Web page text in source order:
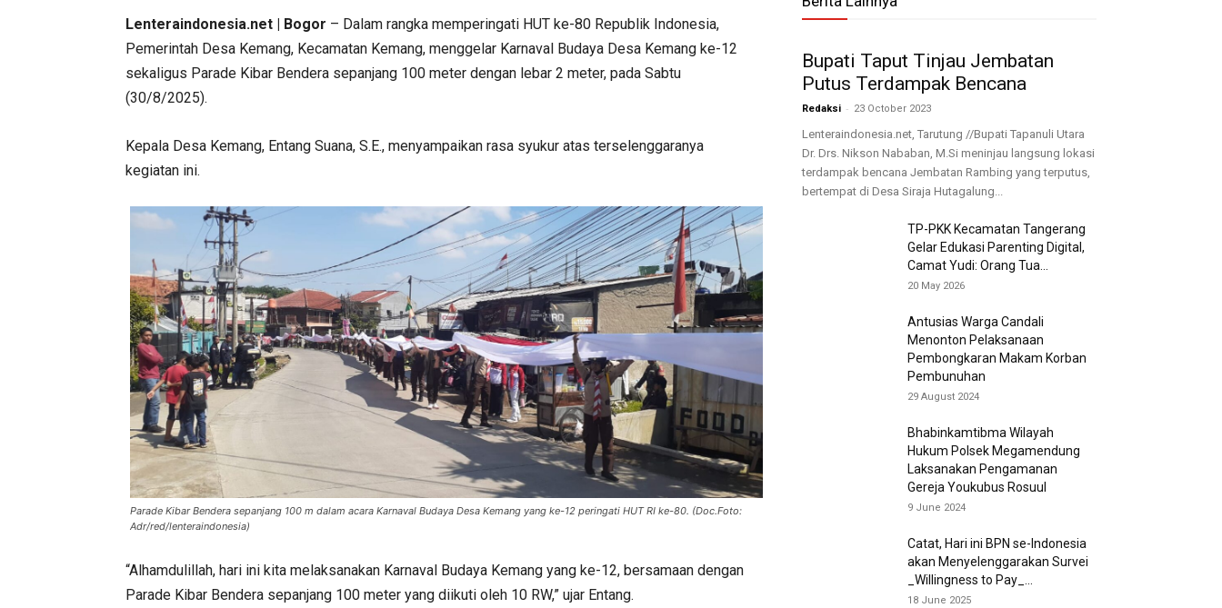
Lenteraindonesia.net | Bogor – Dalam rangka memperingati HUT ke-80 Republik Indonesia,
Pemerintah Desa Kemang, Kecamatan Kemang, menggelar Karnaval Budaya Desa Kemang ke-12
sekaligus Parade Kibar Bendera sepanjang 100 meter dengan lebar 2 meter, pada Sabtu
(30/8/2025).
Kepala Desa Kemang, Entang Suana, S.E., menyampaikan rasa syukur atas terselenggaranya
kegiatan ini.
Parade Kibar Bendera sepanjang 100 m dalam acara Karnaval Budaya Desa Kemang yang ke-12 peringati HUT RI ke-80. (Doc.Foto:
Adr/red/lenteraindonesia)
“Alhamdulillah, hari ini kita melaksanakan Karnaval Budaya Kemang yang ke-12, bersamaan dengan
Parade Kibar Bendera sepanjang 100 meter yang diikuti oleh 10 RW,” ujar Entang.
Bupati Taput Tinjau Jembatan
Putus Terdampak Bencana
Redaksi - 23 October 2023
Lenteraindonesia.net, Tarutung //Bupati Tapanuli Utara
Dr. Drs. Nikson Nababan, M.Si meninjau langsung lokasi
terdampak bencana Jembatan Rambing yang terputus,
bertempat di Desa Siraja Hutagalung...
TP-PKK Kecamatan Tangerang
Gelar Edukasi Parenting Digital,
Camat Yudi: Orang Tua...
20 May 2026
Antusias Warga Candali
Menonton Pelaksanaan
Pembongkaran Makam Korban
Pembunuhan
29 August 2024
Bhabinkamtibma Wilayah
Hukum Polsek Megamendung
Laksanakan Pengamanan
Gereja Youkubus Rosuul
9 June 2024
Catat, Hari ini BPN se-Indonesia
akan Menyelenggarakan Survei
_Willingness to Pay_...
18 June 2025